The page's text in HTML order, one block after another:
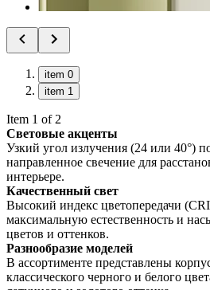
item 0
item 1
Item 1 of 2
Световые акценты
Узкий угол излучения (24 или 40°)
направленное свечение для
интерьере.
Качественный свет
Высокий индекс цветопередачи
максимальную естественность и
цветов и оттенков.
Разнообразие моделей
В ассортименте представлены
классического черного и белого